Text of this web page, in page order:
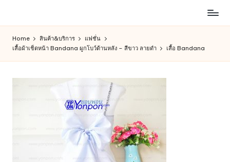
content
สินค้า
คน
Home สินค้า&บริการ
แฟชั่น
เสื้อผ้าเช็ดหน้า Bandana ผูกโบว์ด้านหลัง – สีขาว ลายดำ
เสื้อ Bandana